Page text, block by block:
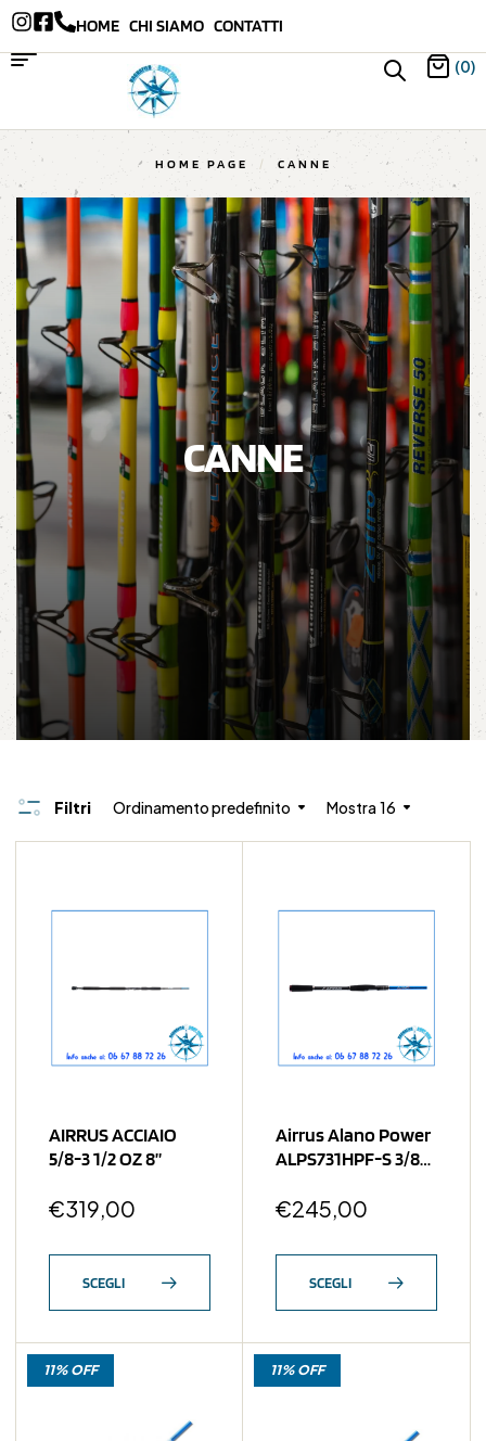
HOME CHI SIAMO CONTATTI
(0)
HOME PAGE / CANNE
CANNE
Filtri Ordinamento predefinito Mostra16
AIRRUS ACCIAIO
5/8-3 1/2 OZ 8”
€319,00
SCEGLI
Airrus Alano Power
ALPS731HPF-S 3/8-
€245,00
SCEGLI
11% OFF 11% OFF